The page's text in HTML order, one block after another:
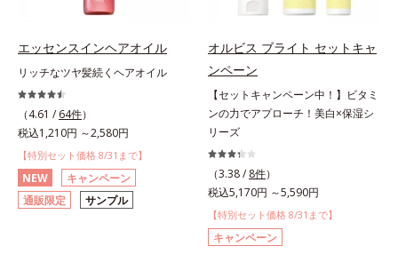
エッセンスインヘアオイル
リッチなツヤ髪続くヘアオイル
（4.61 / 64件）
税込1,210円 ～2,580円
【特別セット価格 8/31まで】
NEW
キャンペーン
通販限定
サンプル
オルビス ブライト セットキャ
ンペーン
【セットキャンペーン中！】ビタミ
ンの力でアプローチ！美白×保湿シ
リーズ
（3.38 / 8件）
税込5,170円 ～5,590円
【特別セット価格 8/31まで】
キャンペーン